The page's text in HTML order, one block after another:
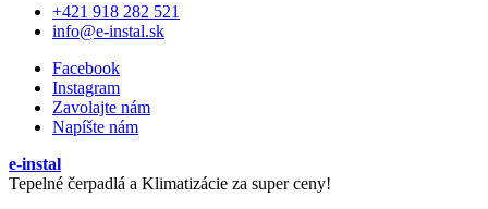
+421 918 282 521
info@e-instal.sk
Facebook
Instagram
Zavolajte nám
Napíšte nám
e-instal
Tepelné čerpadlá a Klimatizácie za super ceny!